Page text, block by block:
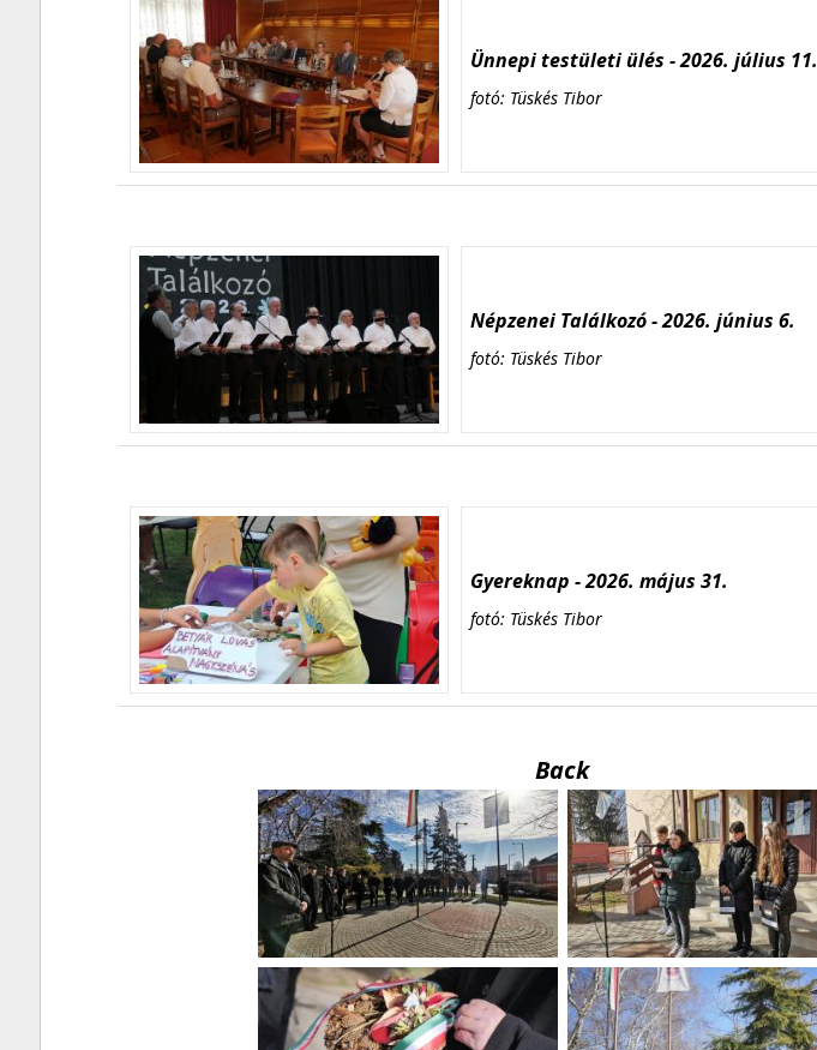
Ünnepi testületi ülés - 2026. július 11.
fotó: Tüskés Tibor
Népzenei Találkozó - 2026. június 6.
fotó: Tüskés Tibor
Gyereknap - 2026. május 31.
fotó: Tüskés Tibor
Back